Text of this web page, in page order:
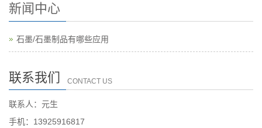
新闻中心
石墨/石墨制品有哪些应用
联系我们 CONTACT US
联系人：元生
手机：13925916817